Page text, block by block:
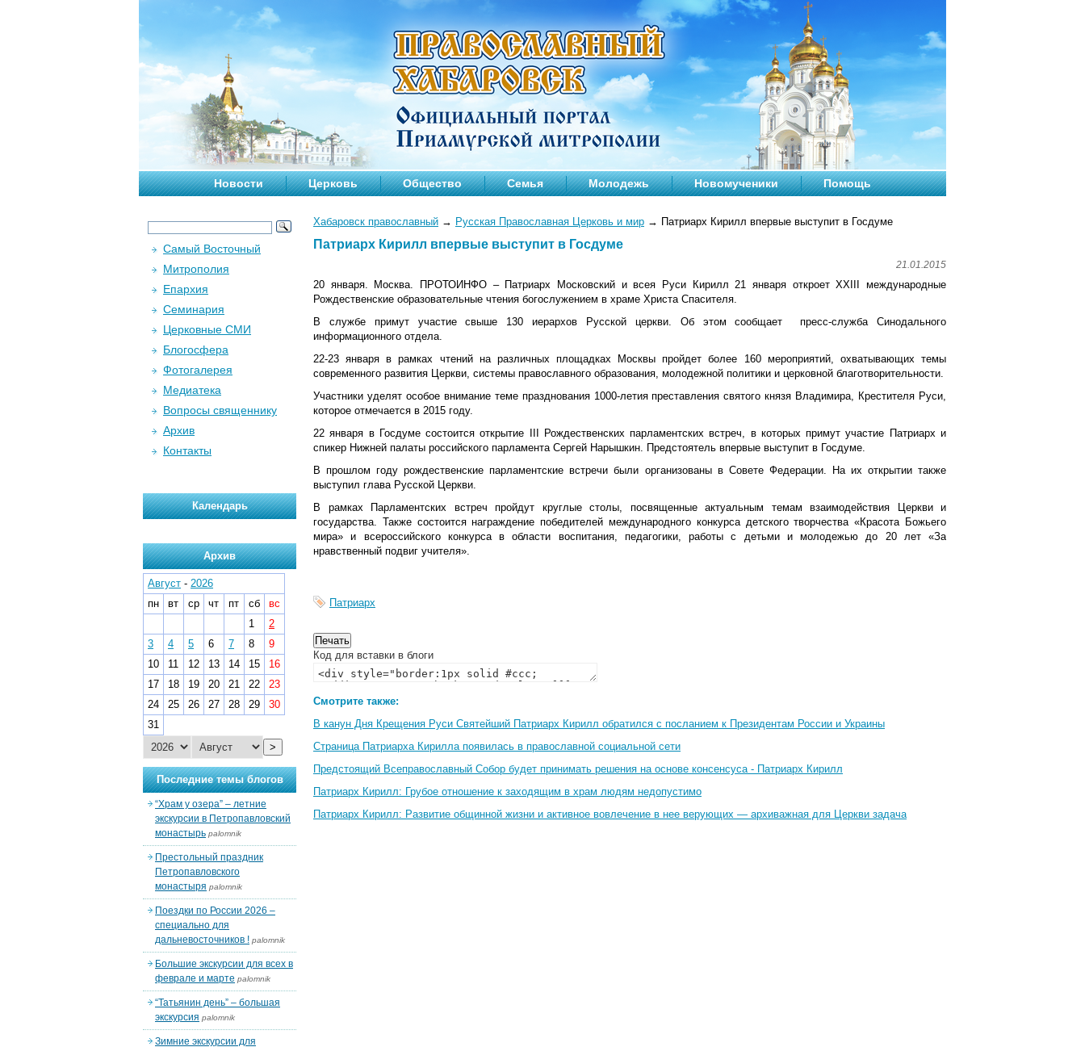
Новости Церковь Общество Семья Молодежь Новомученики Помощь
Хабаровск православный → Русская Православная Церковь и мир → Патриарх Кирилл впервые выступит в Госдуме
Патриарх Кирилл впервые выступит в Госдуме
21.01.2015
20 января. Москва. ПРОТОИНФО – Патриарх Московский и всея Руси Кирилл 21 января откроет XXIII международные
Рождественские образовательные чтения богослужением в храме Христа Спасителя.
В службе примут участие свыше 130 иерархов Русской церкви. Об этом сообщает пресс-служба Синодального
информационного отдела.
22-23 января в рамках чтений на различных площадках Москвы пройдет более 160 мероприятий, охватывающих темы
современного развития Церкви, системы православного образования, молодежной политики и церковной благотворительности.
Участники уделят особое внимание теме празднования 1000-летия преставления святого князя Владимира, Крестителя Руси,
которое отмечается в 2015 году.
22 января в Госдуме состоится открытие III Рождественских парламентских встреч, в которых примут участие Патриарх и
спикер Нижней палаты российского парламента Сергей Нарышкин. Предстоятель впервые выступит в Госдуме.
В прошлом году рождественские парламентские встречи были организованы в Совете Федерации. На их открытии также
выступил глава Русской Церкви.
В рамках Парламентских встреч пройдут круглые столы, посвященные актуальным темам взаимодействия Церкви и
государства. Также состоится награждение победителей международного конкурса детского творчества «Красота Божьего
мира» и всероссийского конкурса в области воспитания, педагогики, работы с детьми и молодежью до 20 лет «За
нравственный подвиг учителя».
Патриарх
Код для вставки в блоги
Смотрите также:
В канун Дня Крещения Руси Святейший Патриарх Кирилл обратился с посланием к Президентам России и Украины
Страница Патриарха Кирилла появилась в православной социальной сети
Предстоящий Всеправославный Собор будет принимать решения на основе консенсуса - Патриарх Кирилл
Патриарх Кирилл: Грубое отношение к заходящим в храм людям недопустимо
Патриарх Кирилл: Развитие общинной жизни и активное вовлечение в нее верующих — архиважная для Церкви задача
Самый Восточный
Митрополия
Епархия
Семинария
Церковные СМИ
Блогосфера
Фотогалерея
Медиатека
Вопросы священнику
Архив
Контакты
Календарь
Архив
Август - 2026
пн
вт ср чт пт сб
вс
1
2
3
4 5 6 7 8
9
10
11 12 13 14 15
16
17
18 19 20 21 22
23
24
25 26 27 28 29
30
31
>
Последние темы блогов
“Храм у озера” – летние
экскурсии в Петропавловский
монастырь palomnik
Престольный праздник
Петропавловского
монастыря palomnik
Поездки по России 2026 –
специально для
дальневосточников ! palomnik
Большие экскурсии для всех в
феврале и марте palomnik
“Татьянин день” – большая
экскурсия palomnik
Зимние экскурсии для